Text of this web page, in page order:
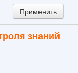
знаний